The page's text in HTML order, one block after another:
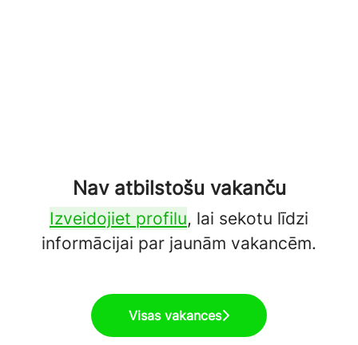
Nav atbilstošu vakanču
Izveidojiet profilu, lai sekotu līdzi
informācijai par jaunām vakancēm.
Visas vakances